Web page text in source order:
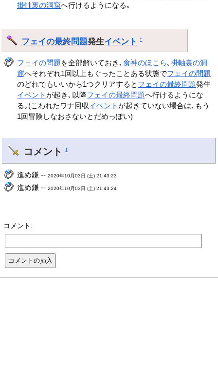
掛軸裏の洞窟へ行けるようになる｡
フェイの最終問題発生イベント †
フェイの問題 を全部解いておき､食神のほこら､掛軸裏の洞
窟へそれぞれ1回以上もぐったことある状態でフェイの問題
のどれでもいいから1つクリアすると フェイの最終問題発生
イベント が起き､以降フェイの最終問題へ行けるようにな
る｡(こわれたワナ回収イベント が起きていない場合は､もう
1回冒険しなおさないとだめっぽい)
コメント †
進め鎌 --2020年10月03日 (土) 21:43:23
進め鎌 --2020年10月03日 (土) 21:43:24
コメント: